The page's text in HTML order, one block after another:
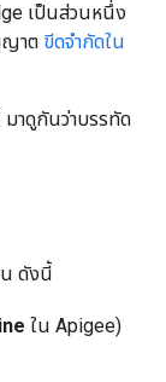
เป็นส่วนหนึ่ง
ญาต ขีดจำกัดใน
มาดูกันว่าบรรทัด
น ดังนี้
ใน Apigee)